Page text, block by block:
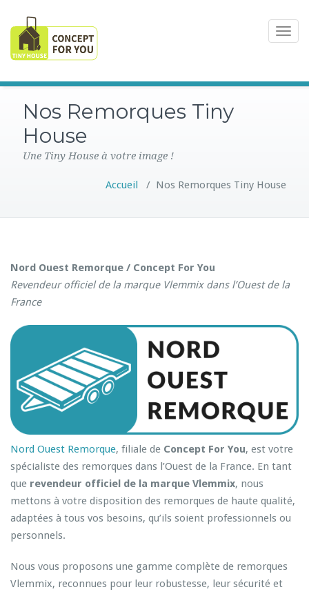
Toggle
Nos Remorques Tiny
House
Une Tiny House à votre image !
Accueil / Nos Remorques Tiny House
Nord Ouest Remorque / Concept For You
Revendeur officiel de la marque Vlemmix dans l’Ouest de la
France
Nord Ouest Remorque, filiale de Concept For You, est votre
spécialiste des remorques dans l’Ouest de la France. En tant
que revendeur officiel de la marque Vlemmix, nous
mettons à votre disposition des remorques de haute qualité,
adaptées à tous vos besoins, qu’ils soient professionnels ou
personnels.
Nous vous proposons une gamme complète de remorques
Vlemmix, reconnues pour leur robustesse, leur sécurité et